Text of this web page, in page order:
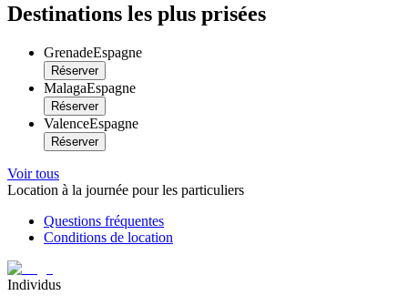
Destinations les plus prisées
GrenadeEspagne
Réserver
MalagaEspagne
Réserver
ValenceEspagne
Réserver
Voir tous
Location à la journée pour les particuliers
Questions fréquentes
Conditions de location
Individus